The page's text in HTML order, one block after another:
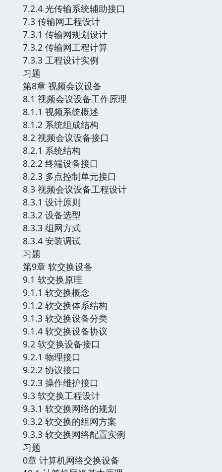
7.2.4 光传输系统辅助接口
7.3 传输网工程设计
7.3.1 传输网规划设计
7.3.2 传输网工程计算
7.3.3 工程设计实例
习题
第8章 视频会议设备
8.1 视频会议设备工作原理
8.1.1 视频系统概述
8.1.2 系统组成结构
8.2 视频会议设备接口
8.2.1 系统结构
8.2.2 终端设备接口
8.2.3 多点控制单元接口
8.3 视频会议设备工程设计
8.3.1 设计原则
8.3.2 设备选型
8.3.3 组网方式
8.3.4 安装调试
习题
第9章 软交换设备
9.1 软交换原理
9.1.1 软交换概念
9.1.2 软交换体系结构
9.1.3 软交换设备分类
9.1.4 软交换设备协议
9.2 软交换设备接口
9.2.1 物理接口
9.2.2 协议接口
9.2.3 操作维护接口
9.3 软交换工程设计
9.3.1 软交换网络的规划
9.3.2 软交换的组网方案
9.3.3 软交换网络配置实例
习题
0章 计算机网络交换设备